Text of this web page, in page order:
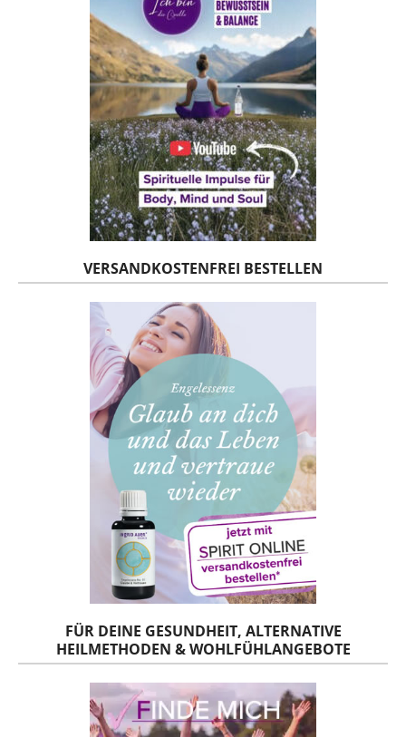
VERSANDKOSTENFREI BESTELLEN
FÜR DEINE GESUNDHEIT, ALTERNATIVE
HEILMETHODEN & WOHLFÜHLANGEBOTE